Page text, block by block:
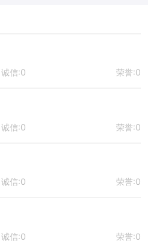
诚信:0 荣誉:0
诚信:0 荣誉:0
诚信:0 荣誉:0
诚信:0 荣誉:0